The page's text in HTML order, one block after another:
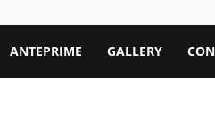
ANTEPRIME GALLERY